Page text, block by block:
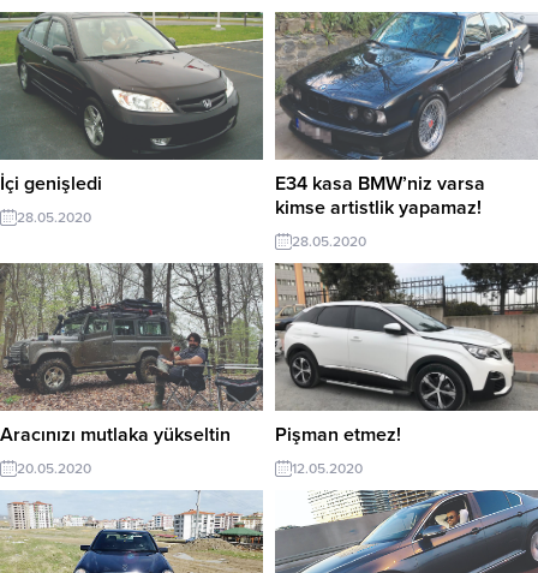
İçi genişledi
28.05.2020
E34 kasa BMW’niz varsa
kimse artistlik yapamaz!
28.05.2020
Aracınızı mutlaka yükseltin
20.05.2020
Pişman etmez!
12.05.2020